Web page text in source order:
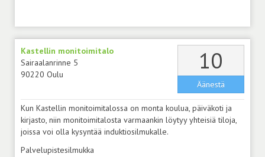
Kastellin monitoimitalo
Sairaalanrinne 5
90220 Oulu
10
Äänestä
Kun Kastellin monitoimitalossa on monta koulua, päiväkoti ja
kirjasto, niin monitoimitalosta varmaankin löytyy yhteisiä tiloja,
joissa voi olla kysyntää induktiosilmukalle.
Palvelupistesilmukka